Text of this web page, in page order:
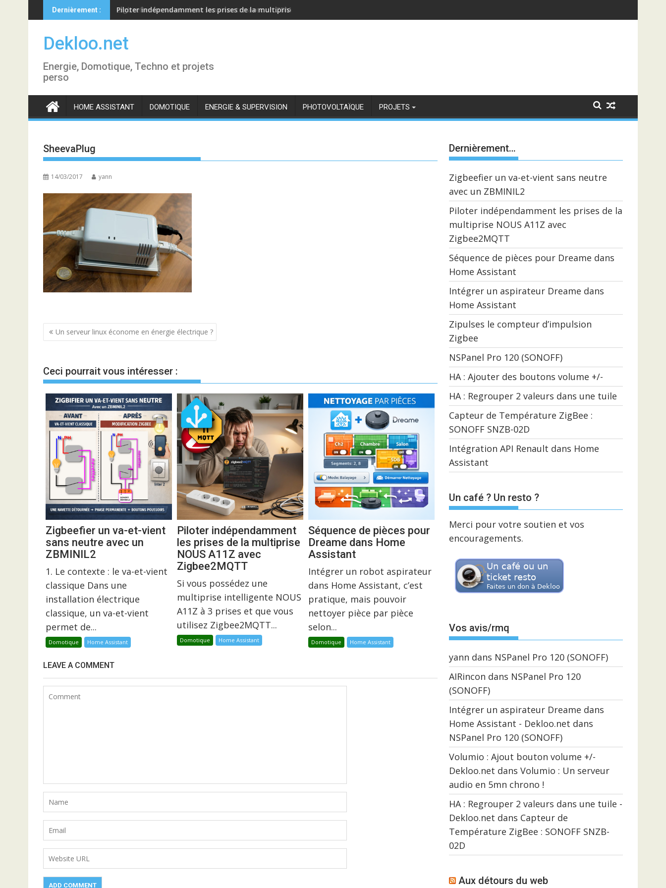
to
content
Dernièrement : Piloter indépendamment les prises de la multiprise NOUS A11Z avec Zigbee2MQTT
Dekloo.net
Energie, Domotique, Techno et projets
perso
HOME ASSISTANT DOMOTIQUE ENERGIE & SUPERVISION PHOTOVOLTAÏQUE PROJETS
SheevaPlug
14/03/2017 yann
Navigation
l’article
Un serveur linux économe en énergie électrique ?
Ceci pourrait vous intéresser :
Zigbeefier un va-et-vient
sans neutre avec un
ZBMINIL2
1. Le contexte : le va-et-vient
classique Dans une
installation électrique
classique, un va-et-vient
permet de...
Domotique Home Assistant
Piloter indépendamment
les prises de la multiprise
NOUS A11Z avec
Zigbee2MQTT
Si vous possédez une
multiprise intelligente NOUS
A11Z à 3 prises et que vous
utilisez Zigbee2MQTT...
Domotique Home Assistant
Séquence de pièces pour
Dreame dans Home
Assistant
Intégrer un robot aspirateur
dans Home Assistant, c’est
pratique, mais pouvoir
nettoyer pièce par pièce
selon...
Domotique Home Assistant
LEAVE A COMMENT
Dernièrement…
Zigbeefier un va-et-vient sans neutre
avec un ZBMINIL2
Piloter indépendamment les prises de la
multiprise NOUS A11Z avec
Zigbee2MQTT
Séquence de pièces pour Dreame dans
Home Assistant
Intégrer un aspirateur Dreame dans
Home Assistant
Zipulses le compteur d’impulsion
Zigbee
NSPanel Pro 120 (SONOFF)
HA : Ajouter des boutons volume +/-
HA : Regrouper 2 valeurs dans une tuile
Capteur de Température ZigBee :
SONOFF SNZB-02D
Intégration API Renault dans Home
Assistant
Un café ? Un resto ?
Merci pour votre soutien et vos
encouragements.
Vos avis/rmq
yann dans NSPanel Pro 120 (SONOFF)
AIRincon dans NSPanel Pro 120
(SONOFF)
Intégrer un aspirateur Dreame dans
Home Assistant - Dekloo.net dans
NSPanel Pro 120 (SONOFF)
Volumio : Ajout bouton volume +/-
Dekloo.net dans Volumio : Un serveur
audio en 5mn chrono !
HA : Regrouper 2 valeurs dans une tuile -
Dekloo.net dans Capteur de
Température ZigBee : SONOFF SNZB-
02D
Aux détours du web